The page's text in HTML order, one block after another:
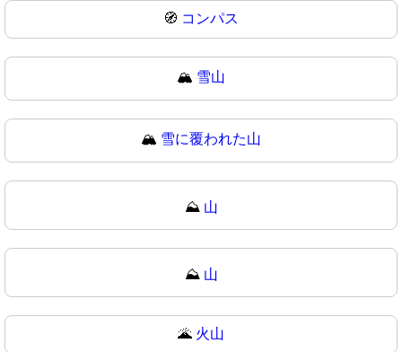
🧭 コンパス
🏔️ 雪山
🏔 雪に覆われた山
⛰️ 山
⛰ 山
🌋 火山